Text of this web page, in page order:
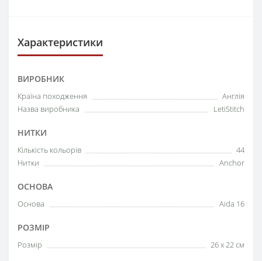
Характеристики
ВИРОБНИК
Країна походження
Англія
Назва виробника
LetiStitch
НИТКИ
Кількість кольорів
44
Нитки
Anchor
ОСНОВА
Основа Aida 16
РОЗМІР
Розмір 26 x 22 см